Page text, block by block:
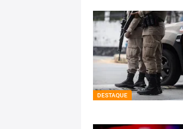
DESTAQUE